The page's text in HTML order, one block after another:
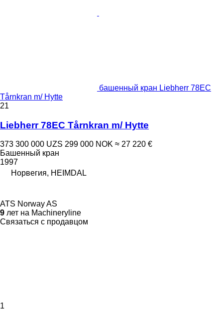
башенный кран Liebherr 78EC
Tårnkran m/ Hytte
21
Liebherr 78EC Tårnkran m/ Hytte
373 300 000 UZS 299 000 NOK ≈ 27 220 €
Башенный кран
1997
Норвегия, HEIMDAL
ATS Norway AS
9 лет на Machineryline
Связаться с продавцом
1